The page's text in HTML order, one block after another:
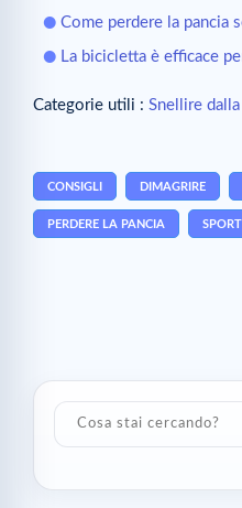
Come perdere la pancia
La bicicletta è efficace
Categorie utili : Snellire
CONSIGLI DIMAGRIRE
PERDERE LA PANCIA SPORT